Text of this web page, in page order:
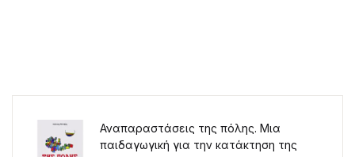
Αναπαραστάσεις της πόλης. Μια
παιδαγωγική για την κατάκτηση της